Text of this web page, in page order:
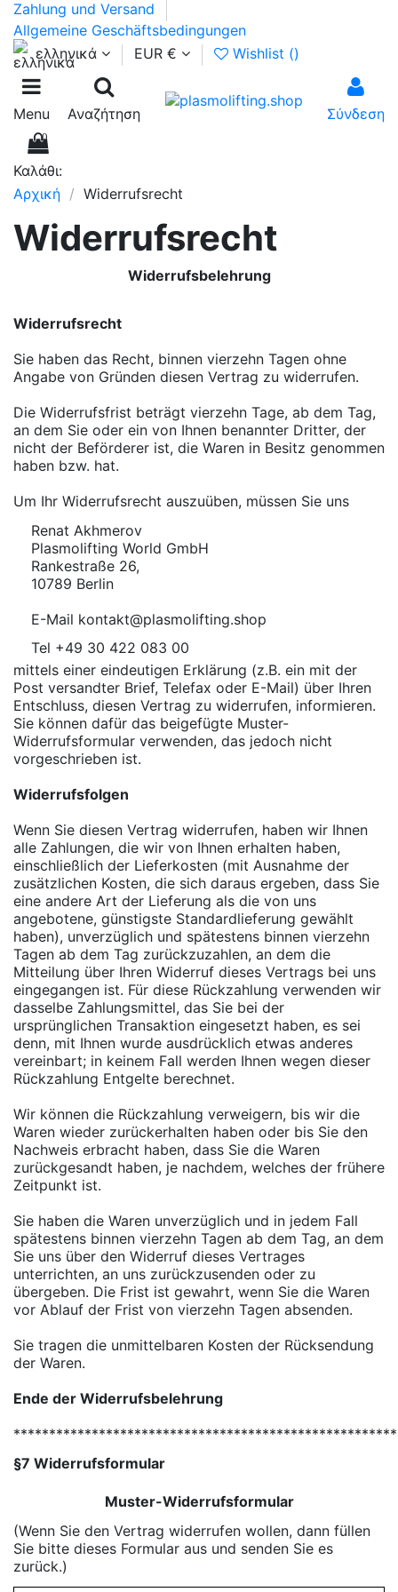
Zahlung und Versand
Allgemeine Geschäftsbedingungen
ελληνικά
EUR € Wishlist ()
Menu Αναζήτηση Σύνδεση
0
Καλάθι:
Αρχική
Widerrufsrecht
Widerrufsrecht
Widerrufsbelehrung
Widerrufsrecht
Sie haben das Recht, binnen vierzehn Tagen ohne
Angabe von Gründen diesen Vertrag zu widerrufen.
Die Widerrufsfrist beträgt vierzehn Tage, ab dem Tag,
an dem Sie oder ein von Ihnen benannter Dritter, der
nicht der Beförderer ist, die Waren in Besitz genommen
haben bzw. hat.
Um Ihr Widerrufsrecht auszuüben, müssen Sie uns
Renat Akhmerov
Plasmolifting World GmbH
Rankestraße 26,
10789 Berlin
E-Mail kontakt@plasmolifting.shop
Tel +49 30 422 083 00
mittels einer eindeutigen Erklärung (z.B. ein mit der
Post versandter Brief, Telefax oder E-Mail) über Ihren
Entschluss, diesen Vertrag zu widerrufen, informieren.
Sie können dafür das beigefügte Muster-
Widerrufsformular verwenden, das jedoch nicht
vorgeschrieben ist.
Widerrufsfolgen
Wenn Sie diesen Vertrag widerrufen, haben wir Ihnen
alle Zahlungen, die wir von Ihnen erhalten haben,
einschließlich der Lieferkosten (mit Ausnahme der
zusätzlichen Kosten, die sich daraus ergeben, dass Sie
eine andere Art der Lieferung als die von uns
angebotene, günstigste Standardlieferung gewählt
haben), unverzüglich und spätestens binnen vierzehn
Tagen ab dem Tag zurückzuzahlen, an dem die
Mitteilung über Ihren Widerruf dieses Vertrags bei uns
eingegangen ist. Für diese Rückzahlung verwenden wir
dasselbe Zahlungsmittel, das Sie bei der
ursprünglichen Transaktion eingesetzt haben, es sei
denn, mit Ihnen wurde ausdrücklich etwas anderes
vereinbart; in keinem Fall werden Ihnen wegen dieser
Rückzahlung Entgelte berechnet.
Wir können die Rückzahlung verweigern, bis wir die
Waren wieder zurückerhalten haben oder bis Sie den
Nachweis erbracht haben, dass Sie die Waren
zurückgesandt haben, je nachdem, welches der frühere
Zeitpunkt ist.
Sie haben die Waren unverzüglich und in jedem Fall
spätestens binnen vierzehn Tagen ab dem Tag, an dem
Sie uns über den Widerruf dieses Vertrages
unterrichten, an uns zurückzusenden oder zu
übergeben. Die Frist ist gewahrt, wenn Sie die Waren
vor Ablauf der Frist von vierzehn Tagen absenden.
Sie tragen die unmittelbaren Kosten der Rücksendung
der Waren.
Ende der Widerrufsbelehrung
§7 Widerrufsformular
Muster-Widerrufsformular
(Wenn Sie den Vertrag widerrufen wollen, dann füllen
Sie bitte dieses Formular aus und senden Sie es
zurück.)